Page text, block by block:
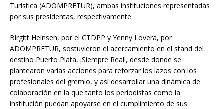
Turística (ADOMPRETUR), ambas instituciones representadas
por sus presidentas, respectivamente.
Birgitt Heinsen, por el CTDPP y Yenny Lovera, por
ADOMPRETUR, sostuvieron el acercamiento en el stand del
destino Puerto Plata, ¡Siempre Real!, desde donde se
plantearon varias acciones para reforzar los lazos con los
profesionales del gremio, y así desarrollar una dinámica de
colaboración en la que tanto los periodistas como la
institución puedan apoyarse en el cumplimiento de sus